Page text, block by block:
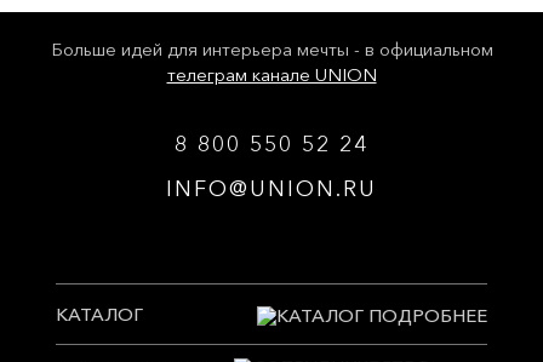
Больше идей для интерьера мечты - в официальном
телеграм канале UNION
8 800 550 52 24
INFO@UNION.RU
КАТАЛОГ